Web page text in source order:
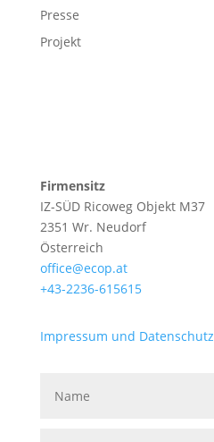
Presse
Projekt
Firmensitz
IZ-SÜD Ricoweg Objekt M37
2351 Wr. Neudorf
Österreich
office@ecop.at
+43-2236-615615
Impressum und Datenschutz